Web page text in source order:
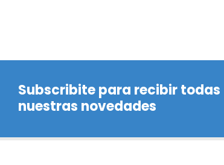
Subscribite para recibir todas
nuestras novedades